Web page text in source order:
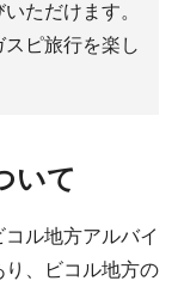
ただけます。
ピ旅行を楽し
いて
ル地方アルバイ
、ビコル地方の